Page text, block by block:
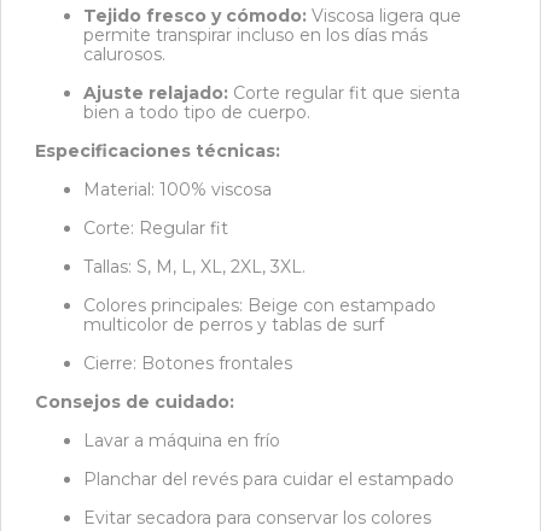
Tejido fresco y cómodo: Viscosa ligera que
permite transpirar incluso en los días más
calurosos.
Ajuste relajado: Corte regular fit que sienta
bien a todo tipo de cuerpo.
Especificaciones técnicas:
Material: 100% viscosa
Corte: Regular fit
Tallas: S, M, L, XL, 2XL, 3XL.
Colores principales: Beige con estampado
multicolor de perros y tablas de surf
Cierre: Botones frontales
Consejos de cuidado:
Lavar a máquina en frío
Planchar del revés para cuidar el estampado
Evitar secadora para conservar los colores